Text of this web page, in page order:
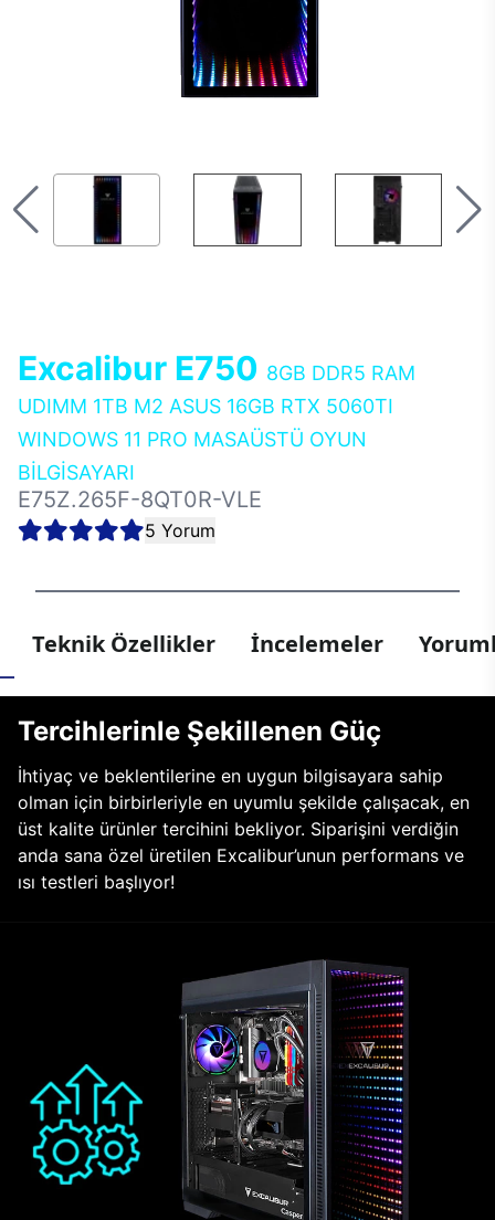
Excalibur E750 8GB DDR5 RAM
UDIMM 1TB M2 ASUS 16GB RTX 5060TI
WINDOWS 11 PRO MASAÜSTÜ OYUN
BİLGİSAYARI
E75Z.265F-8QT0R-VLE
5 Yorum
Teknik Özellikler İncelemeler
Tercihlerinle Şekillenen Güç
İhtiyaç ve beklentilerine en uygun bilgisayara sahip
olman için birbirleriyle en uyumlu şekilde çalışacak, en
üst kalite ürünler tercihini bekliyor. Siparişini verdiğin
anda sana özel üretilen Excalibur’unun performans ve
ısı testleri başlıyor!